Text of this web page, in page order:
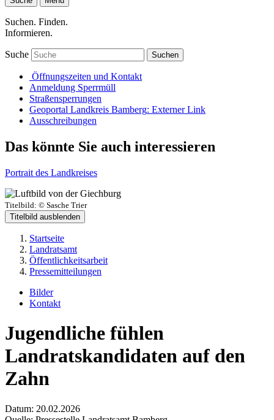
Suchen. Finden.
Informieren.
Suche Suchen
Öffnungszeiten und Kontakt
Anmeldung Sperrmüll
Straßensperrungen
Geoportal Landkreis Bamberg: Externer Link
Ausschreibungen
Das könnte Sie auch interessieren
Portrait des Landkreises
Titelbild: © Sasche Trier
Titelbild ausblenden
Startseite
Landratsamt
Öffentlichkeitsarbeit
Pressemitteilungen
Bilder
Kontakt
Jugendliche fühlen
Landratskandidaten auf den
Zahn
Datum: 20.02.2026